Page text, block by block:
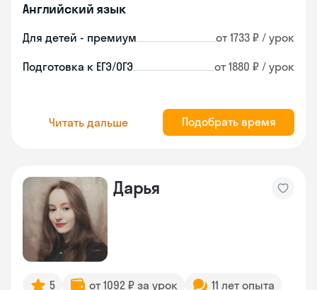
Английский язык
Для детей - премиум от 1733 ₽ / урок
Подготовка к ЕГЭ/ОГЭ от 1880 ₽ / урок
Читать дальше Подобрать время
Дарья
5 от 1092 ₽ за урок 11 лет опыта